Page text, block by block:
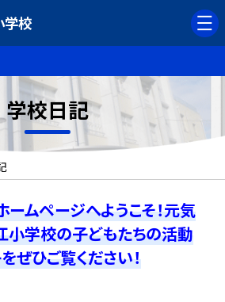
学校
学校日記
ムページへようこそ！元気
小学校の子どもたちの活動
ぜひご覧ください！